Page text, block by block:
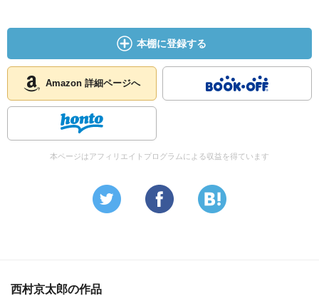
本棚に登録する
Amazon 詳細ページへ
本ページはアフィリエイトプログラムによる収益を得ています
西村京太郎の作品